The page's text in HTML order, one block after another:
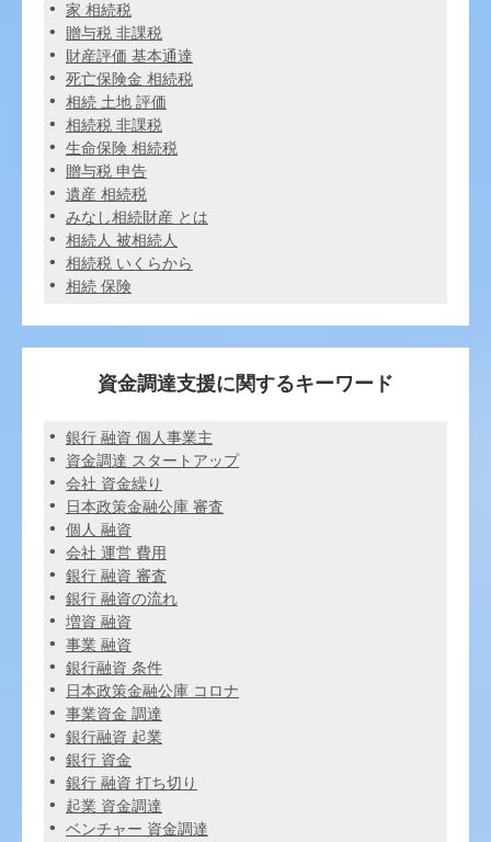
家 相続税
贈与税 非課税
財産評価 基本通達
死亡保険金 相続税
相続 土地 評価
相続税 非課税
生命保険 相続税
贈与税 申告
遺産 相続税
みなし相続財産 とは
相続人 被相続人
相続税 いくらから
相続 保険
資金調達支援に関するキーワード
銀行 融資 個人事業主
資金調達 スタートアップ
会社 資金繰り
日本政策金融公庫 審査
個人 融資
会社 運営 費用
銀行 融資 審査
銀行 融資の流れ
増資 融資
事業 融資
銀行融資 条件
日本政策金融公庫 コロナ
事業資金 調達
銀行融資 起業
銀行 資金
銀行 融資 打ち切り
起業 資金調達
ベンチャー 資金調達